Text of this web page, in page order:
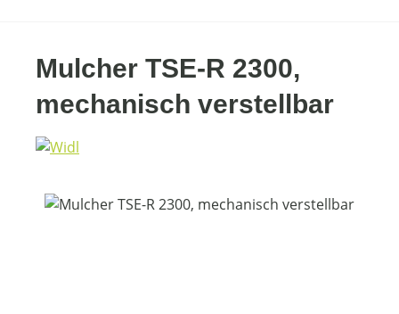
Mulcher TSE-R 2300,
mechanisch verstellbar
Bildergalerie überspringen